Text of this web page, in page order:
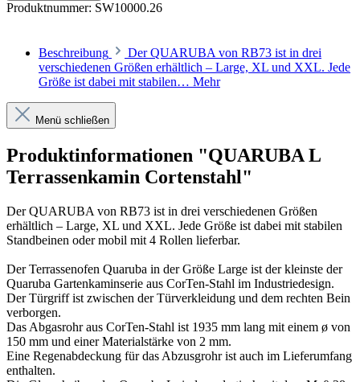
Produktnummer: SW10000.26
Beschreibung
Der QUARUBA von RB73 ist in drei
verschiedenen Größen erhältlich – Large, XL und XXL. Jede
Größe ist dabei mit stabilen… Mehr
Menü schließen
Produktinformationen "QUARUBA L
Terrassenkamin Cortenstahl"
Der QUARUBA von RB73 ist in drei verschiedenen Größen
erhältlich – Large, XL und XXL. Jede Größe ist dabei mit stabilen
Standbeinen oder mobil mit 4 Rollen lieferbar.
Der Terrassenofen Quaruba in der Größe Large ist der kleinste der
Quaruba Gartenkaminserie aus CorTen-Stahl im Industriedesign.
Der Türgriff ist zwischen der Türverkleidung und dem rechten Bein
verborgen.
Das Abgasrohr aus CorTen-Stahl ist 1935 mm lang mit einem ø von
150 mm und einer Materialstärke von 2 mm.
Eine Regenabdeckung für das Abzusgrohr ist auch im Lieferumfang
enthalten.